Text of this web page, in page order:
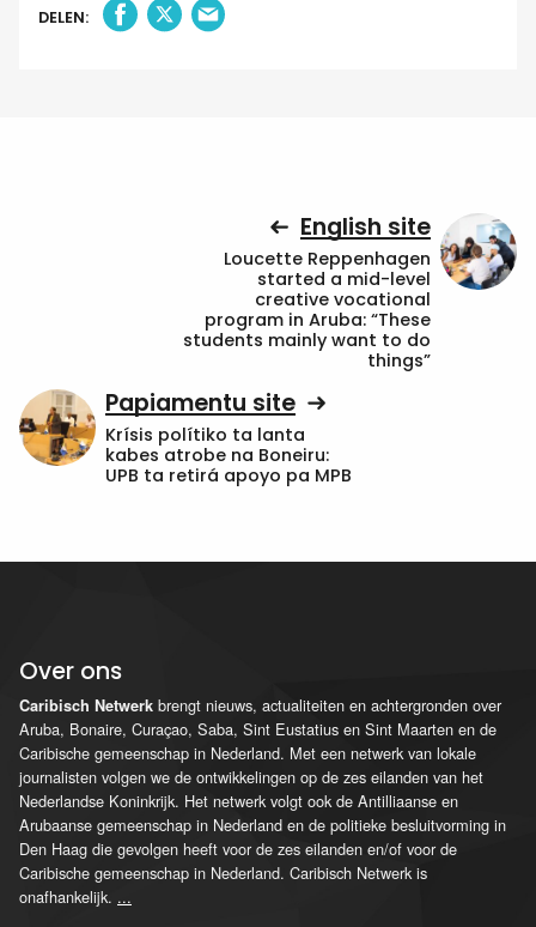
DELEN:
English site
Loucette Reppenhagen
started a mid-level
creative vocational
program in Aruba: “These
students mainly want to do
things”
Papiamentu site
Krísis polítiko ta lanta
kabes atrobe na Boneiru:
UPB ta retirá apoyo pa MPB
Over ons
Caribisch Netwerk brengt nieuws, actualiteiten en achtergronden over
Aruba, Bonaire, Curaçao, Saba, Sint Eustatius en Sint Maarten en de
Caribische gemeenschap in Nederland. Met een netwerk van lokale
journalisten volgen we de ontwikkelingen op de zes eilanden van het
Nederlandse Koninkrijk. Het netwerk volgt ook de Antilliaanse en
Arubaanse gemeenschap in Nederland en de politieke besluitvorming in
Den Haag die gevolgen heeft voor de zes eilanden en/of voor de
Caribische gemeenschap in Nederland. Caribisch Netwerk is
onafhankelijk. ...